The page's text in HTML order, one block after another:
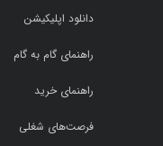
دانلود اپلیکیشن
راهنمای گام به گام
راهنمای خرید
فرصت‌های شغلی